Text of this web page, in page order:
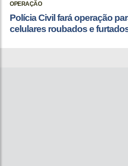
OPERAÇÃO
Polícia Civil fará operação
celulares roubados e